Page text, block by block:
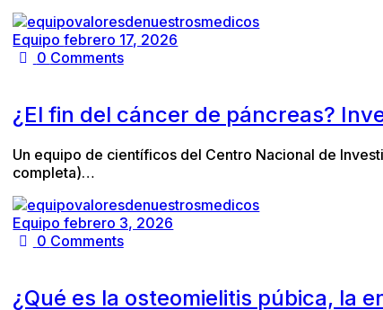
Equipofebrero 17, 2026
0 Comments
¿El fin del cáncer de páncreas?
Un equipo de científicos del Centro Nacional de
completa)…
Equipofebrero 3, 2026
0 Comments
¿Qué es la osteomielitis púbica, la